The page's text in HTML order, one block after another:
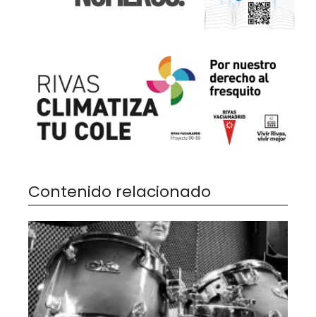
Contenido relacionado